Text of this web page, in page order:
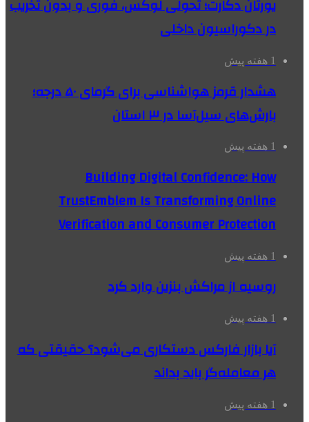
یورتان دکارت؛ تحولی لوکس، فوری و بدون تخریب
در دکوراسیون داخلی
1 هفته پیش
هشدار قرمز هواشناسی برای گرمای ۵۰ درجه؛
بارش‌های سیل‌آسا در ۳ استان
1 هفته پیش
Building Digital Confidence: How
TrustEmblem Is Transforming Online
Verification and Consumer Protection
1 هفته پیش
روسیه از مراکش بنزین وارد کرد
1 هفته پیش
آیا بازار فارکس دستکاری می‌شود؟ حقیقتی که
هر معامله‌گر باید بداند
1 هفته پیش